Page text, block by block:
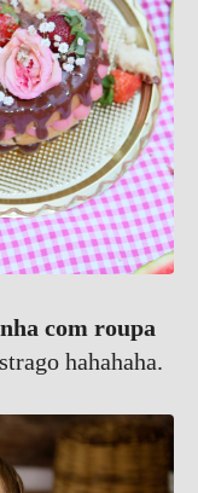
com roupa
hahahaha.